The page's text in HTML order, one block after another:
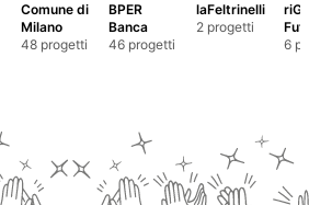
Comune di
Milano
48 progetti
BPER
Banca
46 progetti
laFeltrinelli
2 progetti
6